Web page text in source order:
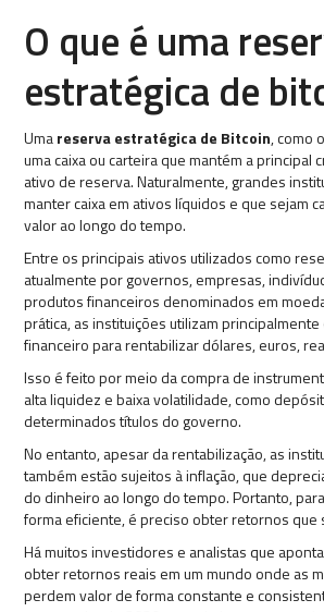
O que é uma
estratégica de
Umareserva estratégica de Bitcoin, como
uma caixa ou carteira que mantém a principal
ativo de reserva. Naturalmente, grandes
manter caixa em ativos líquidos e que sejam
valor ao longo do tempo.
Entre os principais ativos utilizados como
atualmente por governos, empresas,
produtos financeiros denominados em
prática, as instituições utilizam
financeiro para rentabilizar dólares, euros,
Isso é feito por meio da compra de
alta liquidez e baixa volatilidade, como
determinados títulos do governo.
No entanto, apesar da rentabilização, as
também estão sujeitos à inflação, que
do dinheiro ao longo do tempo. Portanto,
forma eficiente, é preciso obter retornos que
Há muitos investidores e analistas que
obter retornos reais em um mundo onde as
perdem valor de forma constante e